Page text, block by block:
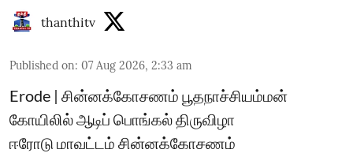
thanthitv
Published on: 07 Aug 2026, 2:33 am
Erode | சின்னக்கோசணம் பூதநாச்சியம்மன்
கோயிலில் ஆடிப் பொங்கல் திருவிழா
ஈரோடு மாவட்டம் சின்னக்கோசணம்